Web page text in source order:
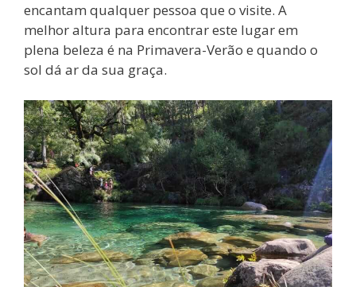
encantam qualquer pessoa que o visite. A
melhor altura para encontrar este lugar em
plena beleza é na Primavera-Verão e quando o
sol dá ar da sua graça.